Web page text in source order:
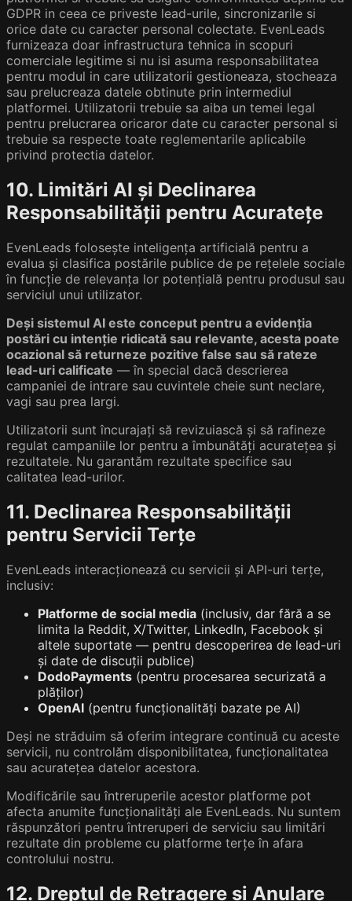
GDPR in ceea ce priveste lead-urile, sincronizarile si
orice date cu caracter personal colectate. EvenLeads
furnizeaza doar infrastructura tehnica in scopuri
comerciale legitime si nu isi asuma responsabilitatea
pentru modul in care utilizatorii gestioneaza, stocheaza
sau prelucreaza datele obtinute prin intermediul
platformei. Utilizatorii trebuie sa aiba un temei legal
pentru prelucrarea oricaror date cu caracter personal si
trebuie sa respecte toate reglementarile aplicabile
privind protectia datelor.
10. Limitări AI și Declinarea
Responsabilității pentru Acuratețe
EvenLeads folosește inteligența artificială pentru a
evalua și clasifica postările publice de pe rețelele sociale
în funcție de relevanța lor potențială pentru produsul sau
serviciul unui utilizator.
Deși sistemul AI este conceput pentru a evidenția
postări cu intenție ridicată sau relevante, acesta poate
ocazional să returneze pozitive false sau să rateze
lead-uri calificate — în special dacă descrierea
campaniei de intrare sau cuvintele cheie sunt neclare,
vagi sau prea largi.
Utilizatorii sunt încurajați să revizuiască și să rafineze
regulat campaniile lor pentru a îmbunătăți acuratețea și
rezultatele. Nu garantăm rezultate specifice sau
calitatea lead-urilor.
11. Declinarea Responsabilității
pentru Servicii Terțe
EvenLeads interacționează cu servicii și API-uri terțe,
inclusiv:
Platforme de social media (inclusiv, dar fără a se
limita la Reddit, X/Twitter, LinkedIn, Facebook și
altele suportate — pentru descoperirea de lead-uri
și date de discuții publice)
DodoPayments (pentru procesarea securizată a
plăților)
OpenAI (pentru funcționalități bazate pe AI)
Deși ne străduim să oferim integrare continuă cu aceste
servicii, nu controlăm disponibilitatea, funcționalitatea
sau acuratețea datelor acestora.
Modificările sau întreruperile acestor platforme pot
afecta anumite funcționalități ale EvenLeads. Nu suntem
răspunzători pentru întreruperi de serviciu sau limitări
rezultate din probleme cu platforme terțe în afara
controlului nostru.
12. Dreptul de Retragere și Anulare